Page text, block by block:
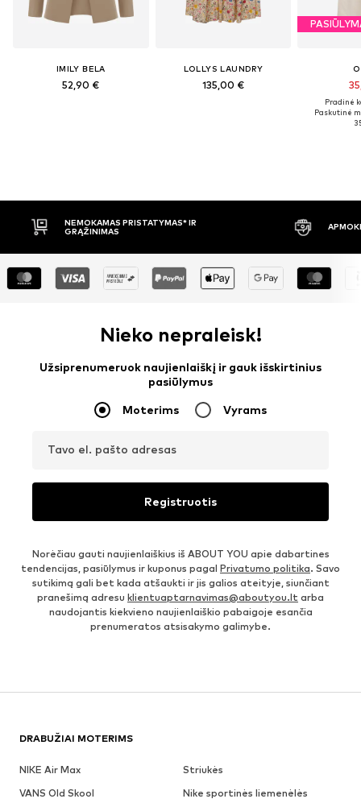
IMILY BELA
52,90 €
LOLLYS LAUNDRY
135,00 €
Pradinė
Paskutinė
NEMOKAMAS PRISTATYMAS* IR
GRĄŽINIMAS
Nieko nepraleisk!
Užsiprenumeruok naujienlaiškį ir gauk išskirtinius
pasiūlymus
Moterims Vyrams
Tavo el. pašto adresas
Registruotis
Norėčiau gauti naujienlaiškius iš ABOUT YOU apie dabartines
tendencijas, pasiūlymus ir kuponus pagal Privatumo politika. Savo
sutikimą gali bet kada atšaukti ir jis galios ateityje, siunčiant
pranešimą adresu klientuaptarnavimas@aboutyou.lt arba
naudojantis kiekvieno naujienlaiškio pabaigoje esančia
prenumeratos atsisakymo galimybe.
DRABUŽIAI MOTERIMS
NIKE Air Max
Striukės
VANS Old Skool
Nike sportinės liemenėlės